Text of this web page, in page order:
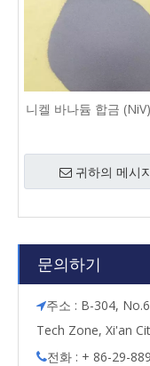
니켈 바나듐 합금
귀하의 메시
문의하기
주소 : B-304,
Tech Zone, Xi'an
전화 : + 86-29-